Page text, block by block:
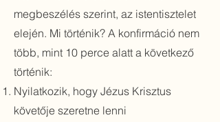
megbeszélés szerint, az istentisztelet
elején. Mi történik? A konfirmáció nem
több, mint 10 perce alatt a következő
történik:
Nyilatkozik, hogy Jézus Krisztus
követője szeretne lenni